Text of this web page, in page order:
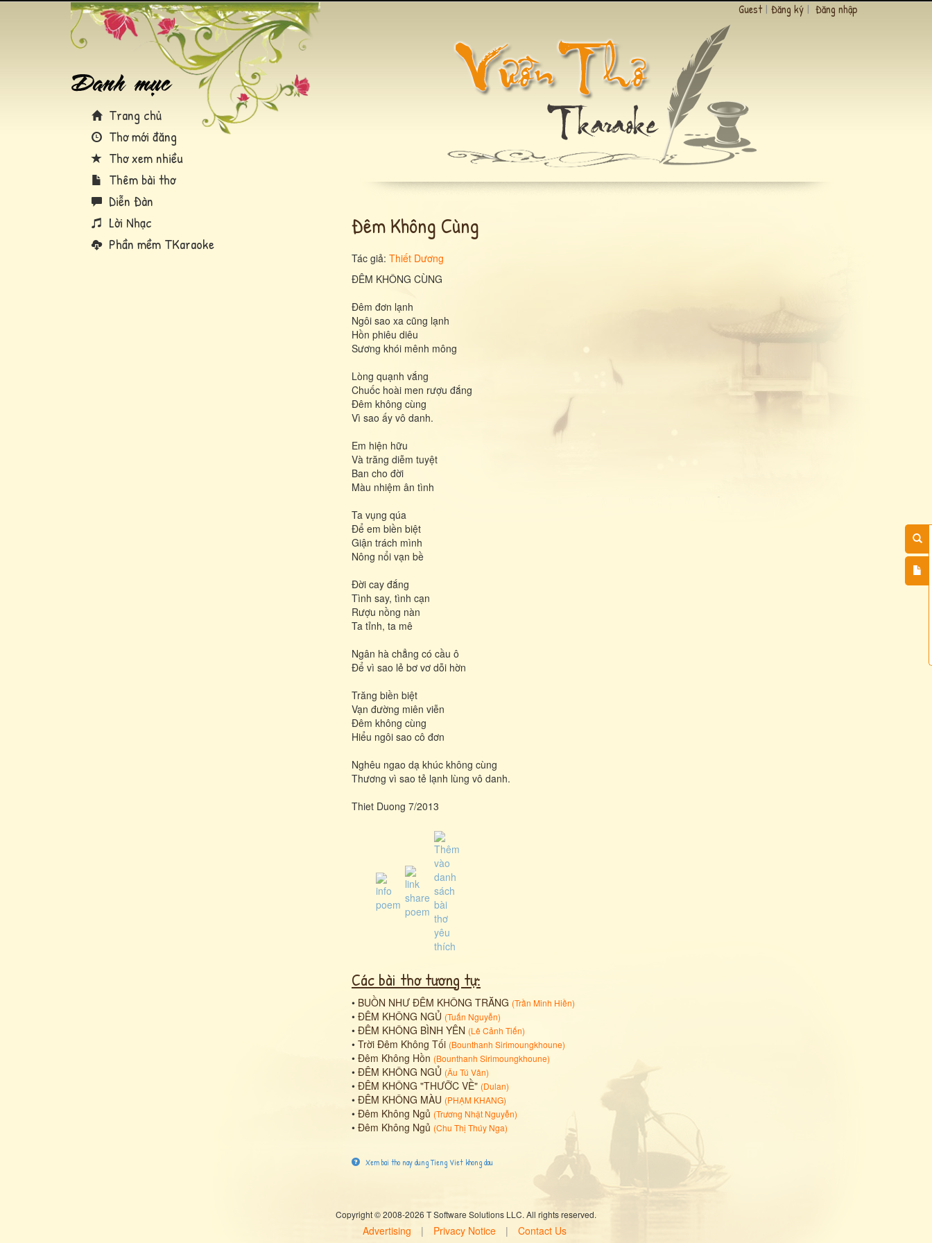
Trang chủ
Thơ mới đăng
Thơ xem nhiều
Thêm bài thơ
Diễn Đàn
Lời Nhạc
Phần mềm TKaraoke
Guest | Đăng ký | Đăng nhập
Đêm Không Cùng
Tác giả: Thiết Dương
ĐÊM KHÔNG CÙNG
Đêm đơn lạnh
Ngôi sao xa cũng lạnh
Hồn phiêu diêu
Sương khói mênh mông
Lòng quạnh vắng
Chuốc hoài men rượu đắng
Đêm không cùng
Vì sao ấy vô danh.
Em hiện hữu
Và trăng diễm tuyệt
Ban cho đời
Màu nhiệm ân tình
Ta vụng qúa
Để em biền biệt
Giận trách mình
Nông nổi vạn bề
Đời cay đắng
Tình say, tình cạn
Rượu nồng nàn
Ta tỉnh, ta mê
Ngân hà chẳng có cầu ô
Để vì sao lẻ bơ vơ dỗi hờn
Trăng biền biệt
Vạn đường miên viễn
Đêm không cùng
Hiểu ngôi sao cô đơn
Nghêu ngao dạ khúc không cùng
Thương vì sao tẻ lạnh lùng vô danh.
Thiet Duong 7/2013
Các bài thơ tương tự:
• BUỒN NHƯ ĐÊM KHÔNG TRĂNG (Trần Minh Hiền)
• ĐÊM KHÔNG NGỦ (Tuấn Nguyễn)
• ĐÊM KHÔNG BÌNH YÊN (Lê Cảnh Tiến)
• Trời Đêm Không Tối (Bounthanh Sirimoungkhoune)
• Đêm Không Hồn (Bounthanh Sirimoungkhoune)
• ĐÊM KHÔNG NGỦ (Âu Tú Vân)
• ĐÊM KHÔNG "THƯỠC VỀ" (Dulan)
• ĐÊM KHÔNG MÀU (PHẠM KHANG)
• Đêm Không Ngủ (Trương Nhật Nguyễn)
• Đêm Không Ngủ (Chu Thị Thúy Nga)
Xem bai tho nay dung Tieng Viet khong dau
Copyright © 2008-2026 T Software Solutions LLC. All rights reserved.
Advertising | Privacy Notice | Contact Us